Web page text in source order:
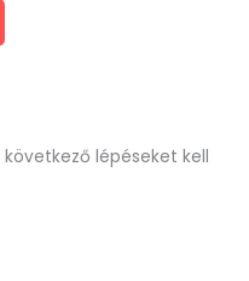
lépéseket kell